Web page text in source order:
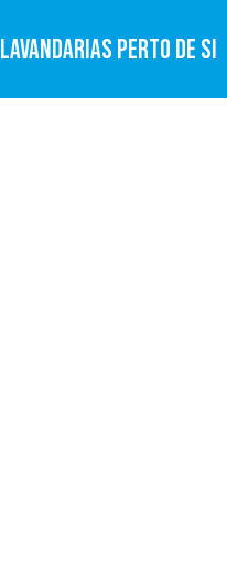
LAVANDARIAS PERTO DE SI